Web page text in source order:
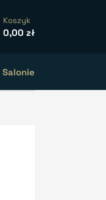
Koszyk
0,00 zł
Salonie